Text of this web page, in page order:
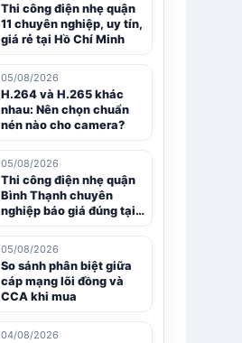
Thi công điện nhẹ quận
11 chuyên nghiệp, uy tín,
giá rẻ tại Hồ Chí Minh
05/08/2026
H.264 và H.265 khác
nhau: Nên chọn chuẩn
nén nào cho camera?
05/08/2026
Thi công điện nhẹ quận
Bình Thạnh chuyên
nghiệp báo giá đúng tại
05/08/2026
So sánh phân biệt giữa
cáp mạng lõi đồng và
CCA khi mua
04/08/2026